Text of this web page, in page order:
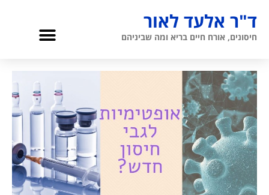
לתוכןד"ר אלעד לאור
חיסונים, אורח חיים בריא ומה שביניהם תפריט